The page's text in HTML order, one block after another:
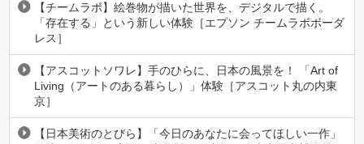
【チームラボ】絵巻物が描いた世界を、デジタルで描く。
「存在する」という新しい体験［エプソン チームラボボーダ
レス］
【アスコットソワレ】手のひらに、日本の風景を！ 「Art of
Living（アートのある暮らし）」体験［アスコット丸の内東
京］
【日本美術のとびら】「今日のあなたに会ってほしい一作」